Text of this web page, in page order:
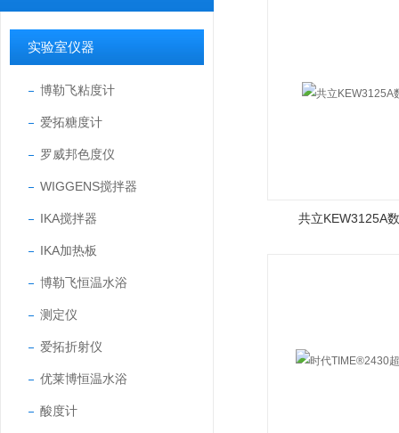
实验室仪器
博勒飞粘度计
爱拓糖度计
罗威邦色度仪
WIGGENS搅拌器
IKA搅拌器
IKA加热板
博勒飞恒温水浴
测定仪
爱拓折射仪
优莱博恒温水浴
酸度计
共立KEW3125A